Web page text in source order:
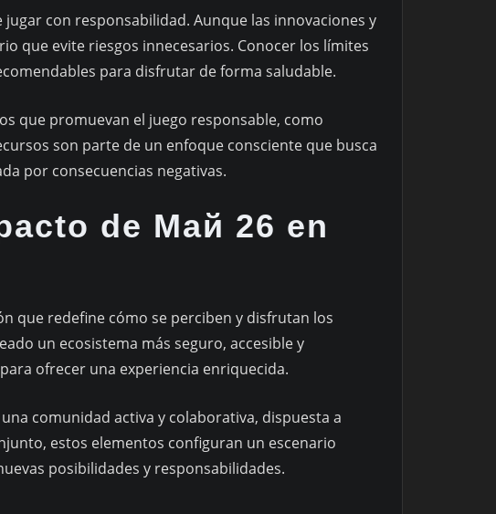
con responsabilidad. Aunque las innovaciones y
que evite riesgos innecesarios. Conocer los límites
para disfrutar de forma saludable.
que promuevan el juego responsable, como
son parte de un enfoque consciente que busca
por consecuencias negativas.
de Май 26 en
que redefine cómo se perciben y disfrutan los
un ecosistema más seguro, accesible y
ofrecer una experiencia enriquecida.
comunidad activa y colaborativa, dispuesta a
estos elementos configuran un escenario
posibilidades y responsabilidades.